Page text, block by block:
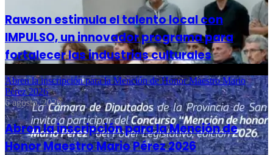
Rawson estimula el talento local con
IMPULSO, un innovador programa para
fortalecer las industrias culturales
Abren la inscripción para la Mención de Honor Maestro Mario
Pérez 2026
6 agosto, 2026
Abren la inscripción para la Mención de
Honor Maestro Mario Pérez 2026